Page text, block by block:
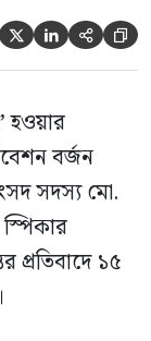
   
হওয়ার
বর্জন
সদস্য মো.
প্রতিবাদে ১৫